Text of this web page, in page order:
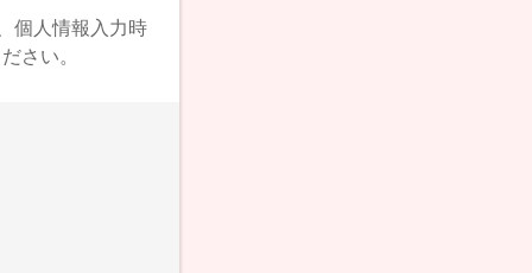
個人情報入力時
さい。